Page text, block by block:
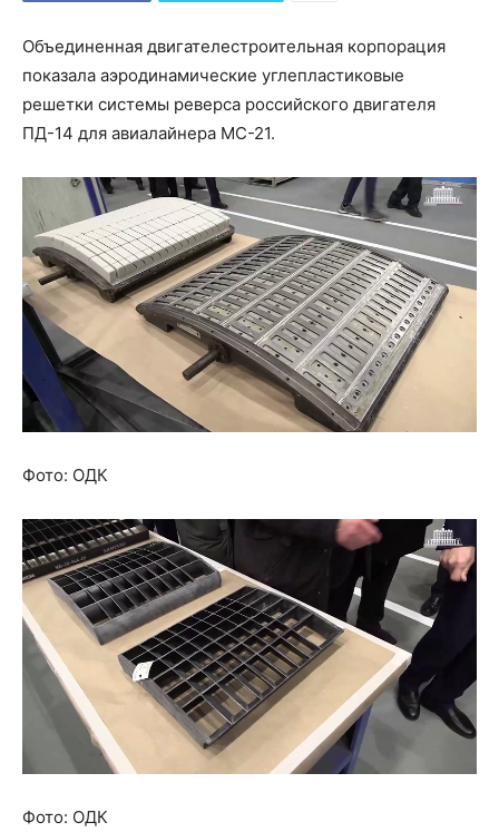
Объединенная двигателестроительная корпорация
показала аэродинамические углепластиковые
решетки системы реверса российского двигателя
ПД-14 для авиалайнера МС-21.
Фото: ОДК
Фото: ОДК